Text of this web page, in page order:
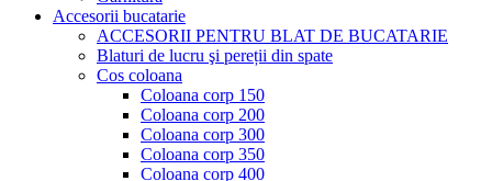
Accesorii bucatarie
ACCESORII PENTRU BLAT DE BUCATARIE
Blaturi de lucru şi pereții din spate
Cos coloana
Coloana corp 150
Coloana corp 200
Coloana corp 300
Coloana corp 350
Coloana corp 400